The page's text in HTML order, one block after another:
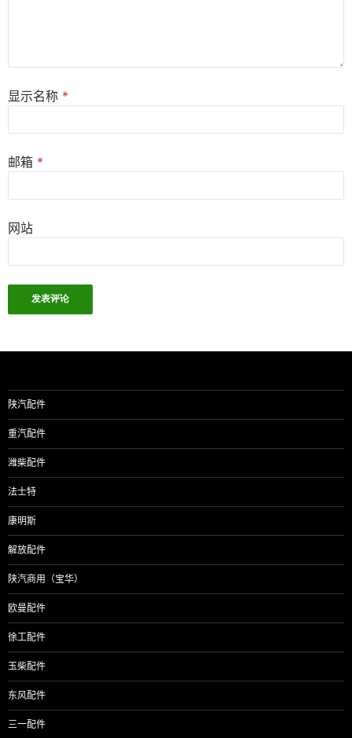
显示名称 *
邮箱 *
网站
陕汽配件
重汽配件
潍柴配件
法士特
康明斯
解放配件
陕汽商用（宝华）
欧曼配件
徐工配件
玉柴配件
东风配件
三一配件